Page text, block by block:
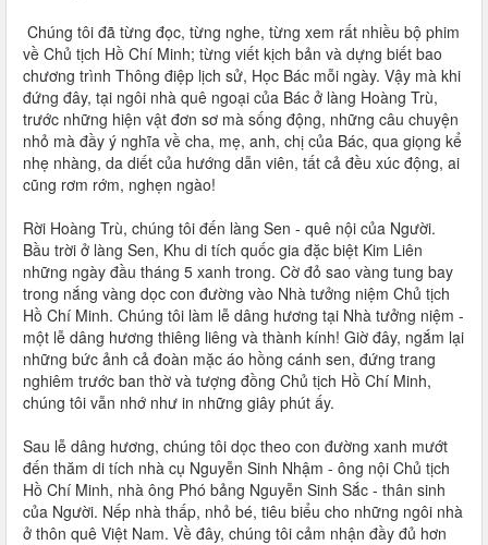
Chúng tôi đã từng đọc, từng nghe, từng xem rất nhiều bộ phim
về Chủ tịch Hồ Chí Minh; từng viết kịch bản và dựng biết bao
chương trình Thông điệp lịch sử, Học Bác mỗi ngày. Vậy mà khi
đứng đây, tại ngôi nhà quê ngoại của Bác ở làng Hoàng Trù,
trước những hiện vật đơn sơ mà sống động, những câu chuyện
nhỏ mà đầy ý nghĩa về cha, mẹ, anh, chị của Bác, qua giọng kể
nhẹ nhàng, da diết của hướng dẫn viên, tất cả đều xúc động, ai
cũng rơm rớm, nghẹn ngào!
Rời Hoàng Trù, chúng tôi đến làng Sen - quê nội của Người.
Bầu trời ở làng Sen, Khu di tích quốc gia đặc biệt Kim Liên
những ngày đầu tháng 5 xanh trong. Cờ đỏ sao vàng tung bay
trong nắng vàng dọc con đường vào Nhà tưởng niệm Chủ tịch
Hồ Chí Minh. Chúng tôi làm lễ dâng hương tại Nhà tưởng niệm -
một lễ dâng hương thiêng liêng và thành kính! Giờ đây, ngắm lại
những bức ảnh cả đoàn mặc áo hồng cánh sen, đứng trang
nghiêm trước ban thờ và tượng đồng Chủ tịch Hồ Chí Minh,
chúng tôi vẫn nhớ như in những giây phút ấy.
Sau lễ dâng hương, chúng tôi dọc theo con đường xanh mướt
đến thăm di tích nhà cụ Nguyễn Sinh Nhậm - ông nội Chủ tịch
Hồ Chí Minh, nhà ông Phó bảng Nguyễn Sinh Sắc - thân sinh
của Người. Nếp nhà thấp, nhỏ bé, tiêu biểu cho những ngôi nhà
ở thôn quê Việt Nam. Về đây, chúng tôi cảm nhận đầy đủ hơn